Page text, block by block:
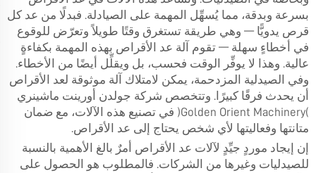
بسرعة وبدقة، مما يُسهِّل المهمة على الصيادلة. فبدلًا من عد كل
قرص يدويًّا — وهي طريقة تستغرق وقتًا طويلاً وتعرّض للوقوع
في أخطاءٍ سهلة — تقوم آلة عد الأقراص بهذه المهمة بكفاءةٍ
عالية. وهذا لا يوفِّر الوقت فحسب، بل ويقلِّل أيضًا من الأخطاء.
وفي الصيدلية المزدحمة، يمكن لامتلاك آلة موثوقة لعد الأقراص
أن يحدث فرقًا كبيرًا. وتتخصص شركة جولدن أورينت ماشينري
(Golden Orient Machinery) في تصنيع هذه الآلات، مع ضمان
متانتها وفعاليتها لأي شخص يحتاج إلى عد الأقراص.
إن إيجاد موردٍ جيِّدٍ لآلات عد الأقراص أمرٌ بالغ الأهمية بالنسبة
للصيدليات وغيرها من الشركات. فالمطلوب هو الحصول على